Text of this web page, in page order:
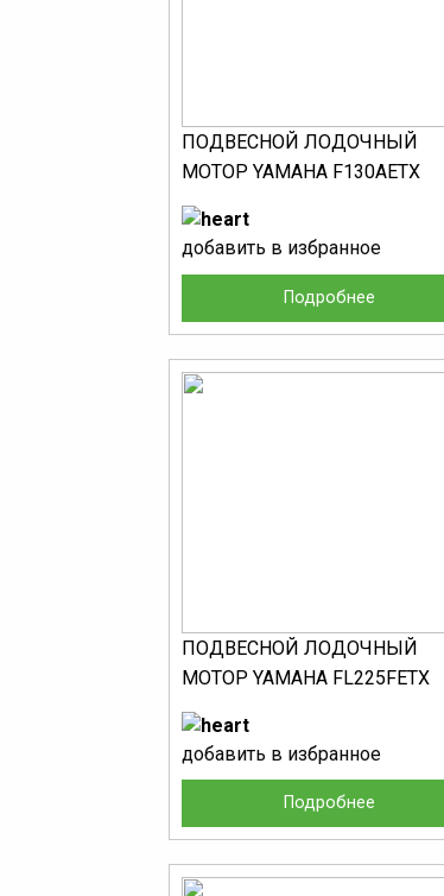
ПОДВЕСНОЙ ЛОДОЧНЫЙ
МОТОР YAMAHA F130AETX
Подробнее
добавить в избранное
ПОДВЕСНОЙ ЛОДОЧНЫЙ
МОТОР YAMAHA FL225FETX
Подробнее
добавить в избранное